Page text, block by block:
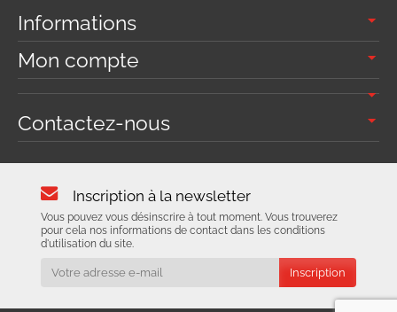
Informations
Mon compte
Contactez-nous
Inscription à la newsletter
Vous pouvez vous désinscrire à tout moment. Vous trouverez
pour cela nos informations de contact dans les conditions
d'utilisation du site.